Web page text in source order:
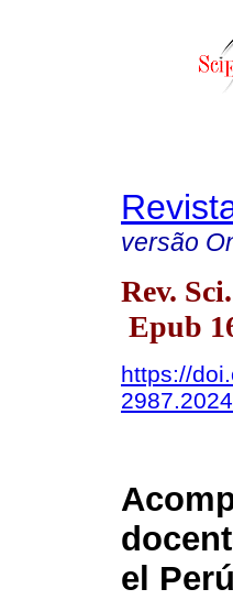
versão
Rev.
Epub
https://
el